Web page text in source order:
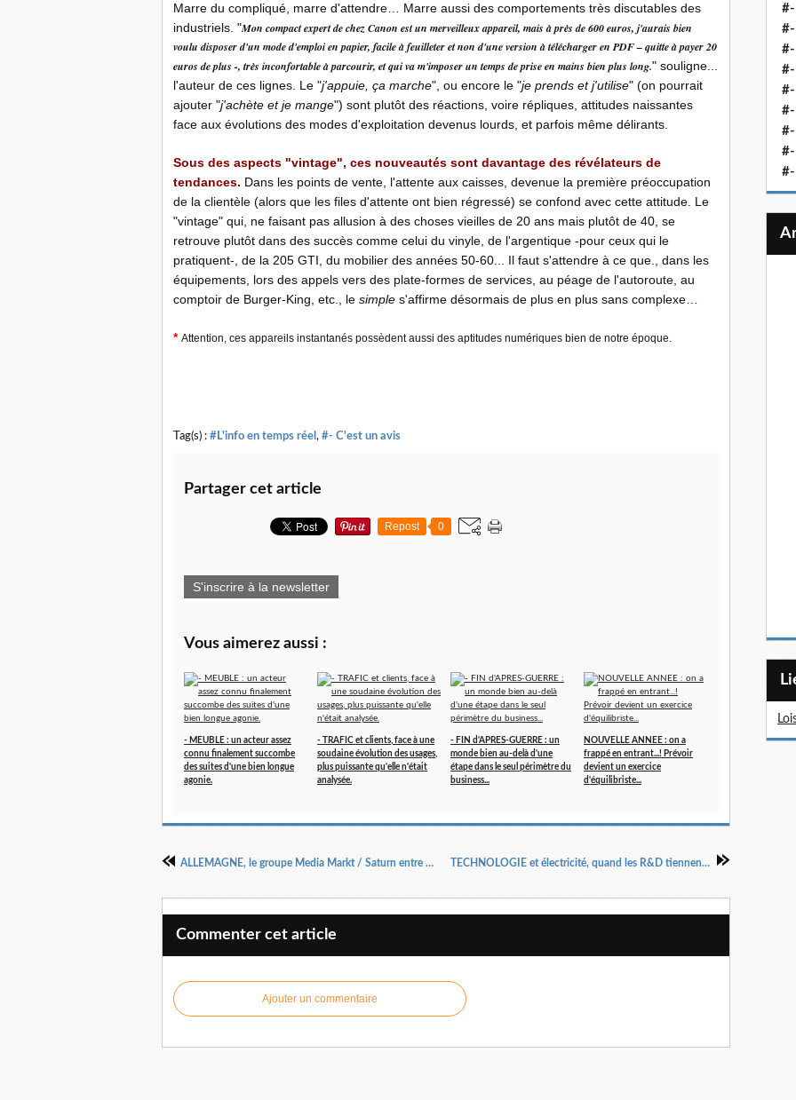
Marre du compliqué, marre d'attendre… Marre aussi des comportements très discutables des
industriels. "Mon compact expert de chez Canon est un merveilleux appareil, mais à près de 600 euros, j'aurais bien
voulu disposer d'un mode d'emploi en papier, facile à feuilleter et non d'une version à télécharger en PDF – quitte à payer 20
euros de plus -, très inconfortable à parcourir, et qui va m'imposer un temps de prise en mains bien plus long." souligne...
l'auteur de ces lignes. Le "j'appuie, ça marche", ou encore le "je prends et j'utilise" (on pourrait
ajouter "j'achète et je mange") sont plutôt des réactions, voire répliques, attitudes naissantes
face aux évolutions des modes d'exploitation devenus lourds, et parfois même délirants.
Sous des aspects "vintage", ces nouveautés sont davantage des révélateurs de
tendances. Dans les points de vente, l'attente aux caisses, devenue la première préoccupation
de la clientèle (alors que les files d'attente ont bien régressé) se confond avec cette attitude. Le
"vintage" qui, ne faisant pas allusion à des choses vieilles de 20 ans mais plutôt de 40, se
retrouve plutôt dans des succès comme celui du vinyle, de l'argentique -pour ceux qui le
pratiquent-, de la 205 GTI, du mobilier des années 50-60... Il faut s'attendre à ce que., dans les
équipements, lors des appels vers des plate-formes de services, au péage de l'autoroute, au
comptoir de Burger-King, etc., le simple s'affirme désormais de plus en plus sans complexe…
* Attention, ces appareils instantanés possèdent aussi des aptitudes numériques bien de notre époque.
Tag(s) : #L'info en temps réel , #- C'est un avis
Partager cet article
Repost 0
S'inscrire à la newsletter
Vous aimerez aussi :
- MEUBLE : un acteur assez
connu finalement succombe
des suites d'une bien longue
agonie.
- TRAFIC et clients, face à une
soudaine évolution des usages,
plus puissante qu'elle n'était
analysée.
- FIN d'APRES-GUERRE : un
monde bien au-delà d'une
étape dans le seul périmètre du
business...
NOUVELLE ANNEE : on a
frappé en entrant...! Prévoir
devient un exercice
d'équilibriste...
ALLEMAGNE, le groupe Media Markt / Saturn entre dans la tourmente... TECHNOLOGIE et électricité, quand les R&D tiennent le rêve en échec…
Commenter cet article
Ajouter un commentaire
#-
#-
#-
#-
#-